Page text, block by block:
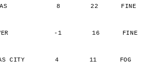
8        22      FINE
-1        16      FINE
CITY        4        11      FOG